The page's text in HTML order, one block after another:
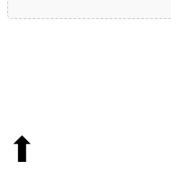
⬆